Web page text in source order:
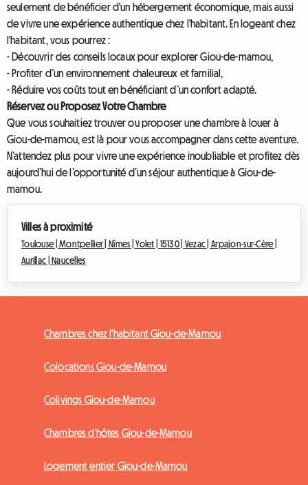
seulement de bénéficier d'un hébergement économique, mais aussi
de vivre une expérience authentique chez l'habitant. En logeant chez
l'habitant, vous pourrez :
- Découvrir des conseils locaux pour explorer Giou-de-mamou,
- Profiter d’un environnement chaleureux et familial,
- Réduire vos coûts tout en bénéficiant d’un confort adapté.
Réservez ou Proposez Votre Chambre
Que vous souhaitiez trouver ou proposer une chambre à louer à
Giou-de-mamou, est là pour vous accompagner dans cette aventure.
N’attendez plus pour vivre une expérience inoubliable et profitez dès
aujourd’hui de l’opportunité d’un séjour authentique à Giou-de-
mamou.
Villes à proximité
Toulouse |Montpellier |Nîmes |Yolet | 15130 | Vezac |Arpajon-sur-Cère |
Aurillac |Naucelles
Chambres chez l'habitant Giou-de-Mamou
Colocations Giou-de-Mamou
Colivings Giou-de-Mamou
Chambres d'hôtes Giou-de-Mamou
Logement entier Giou-de-Mamou